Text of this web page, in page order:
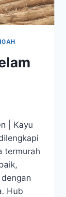
| Kayu
termurah
Hub